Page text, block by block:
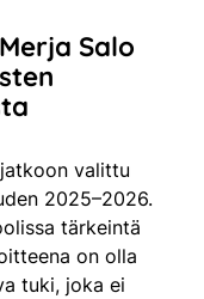
Salo
valittu
2025–2026.
tärkeintä
on olla
tuki, joka ei